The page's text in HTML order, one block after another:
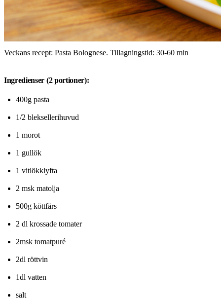
Veckans recept: Pasta Bolognese. Tillagningstid: 30-60 min
Ingredienser (2 portioner):
400g pasta
1/2 bleksellerihuvud
1 morot
1 gullök
1 vitlökklyfta
2 msk matolja
500g köttfärs
2 dl krossade tomater
2msk tomatpuré
2dl röttvin
1dl vatten
salt